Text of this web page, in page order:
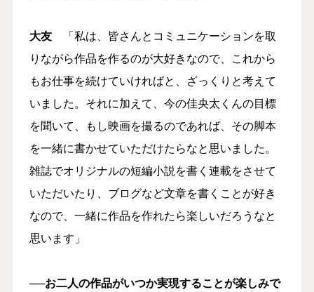
大友「私は、皆さんとコミュニケーションを取
りながら作品を作るのが大好きなので、これから
もお仕事を続けていければと、ざっくりと考えて
いました。それに加えて、今の佳央太くんの目標
を聞いて、もし映画を撮るのであれば、その脚本
を一緒に書かせていただけたらなと思いました。
雑誌でオリジナルの短編小説を書く連載をさせて
いただいたり、ブログなど文章を書くことが好き
なので、一緒に作品を作れたら楽しいだろうなと
思います」
──お二人の作品がいつか実現することが楽しみで